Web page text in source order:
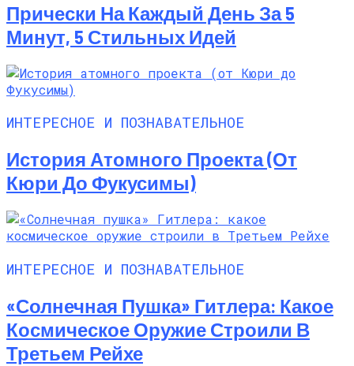
Прически На Каждый День За 5
Минут, 5 Стильных Идей
ИНТЕРЕСНОЕ И ПОЗНАВАТЕЛЬНОЕ
История Атомного Проекта (от
Кюри До Фукусимы)
ИНТЕРЕСНОЕ И ПОЗНАВАТЕЛЬНОЕ
«Солнечная Пушка» Гитлера: Какое
Космическое Оружие Строили В
Третьем Рейхе